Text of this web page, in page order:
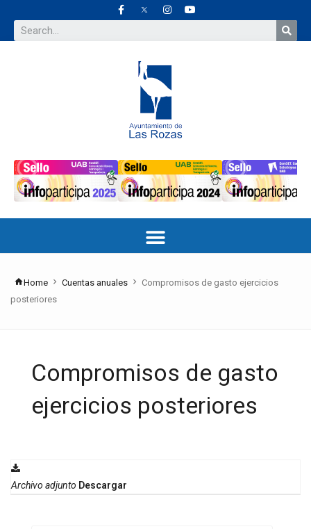
Home Cuentas anuales
Compromisos de gasto ejercicios
posteriores
Compromisos de gasto
ejercicios posteriores
Archivo adjunto Descargar